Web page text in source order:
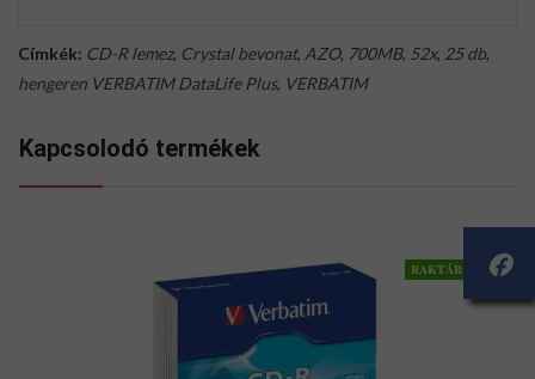
Címkék: CD-R lemez, Crystal bevonat, AZO, 700MB, 52x, 25 db,
hengeren VERBATIM DataLife Plus, VERBATIM
Kapcsolodó termékek
RAKTÁRON